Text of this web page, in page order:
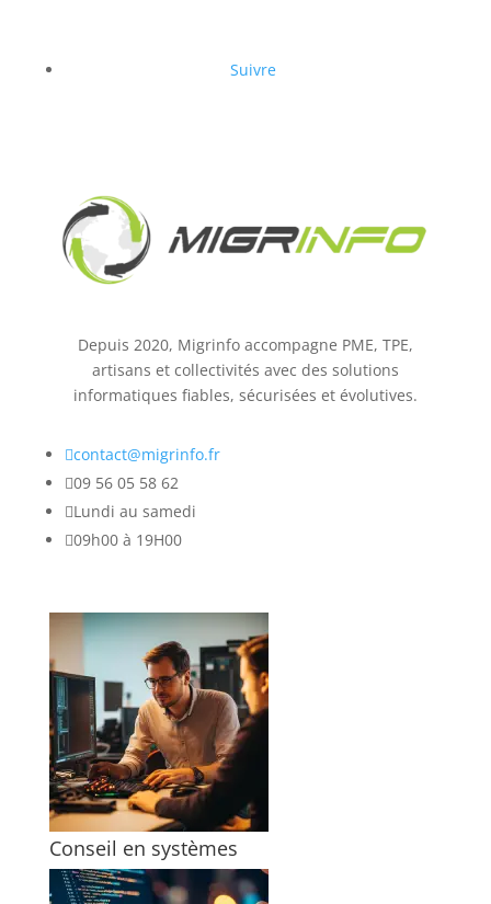
Suivre
Depuis 2020, Migrinfo accompagne PME, TPE,
artisans et collectivités avec des solutions
informatiques fiables, sécurisées et évolutives.
contact@migrinfo.fr
09 56 05 58 62
Lundi au samedi
09h00 à 19H00
Conseil en systèmes